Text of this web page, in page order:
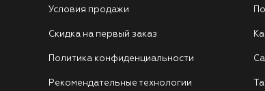
Условия продажи
Скидка на первый заказ
Политика конфиденциальности
Рекомендательные технологии